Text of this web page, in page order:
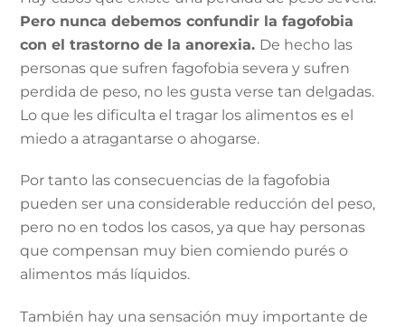
Pero nunca debemos confundir la fagofobia
con el trastorno de la anorexia. De hecho las
personas que sufren fagofobia severa y sufren
perdida de peso, no les gusta verse tan delgadas.
Lo que les dificulta el tragar los alimentos es el
miedo a atragantarse o ahogarse.
Por tanto las consecuencias de la fagofobia
pueden ser una considerable reducción del peso,
pero no en todos los casos, ya que hay personas
que compensan muy bien comiendo purés o
alimentos más líquidos.
También hay una sensación muy importante de